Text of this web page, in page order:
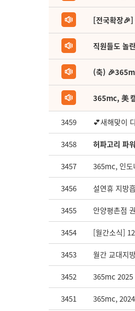
[전국확장🎉]
직원들도 놀
(축)
365mc, 美
3459 💕새해맞이
3458 허파고리 파
3457 365mc, 인도
3456 설연휴 지방
3455 안양평촌점
3454 [월간소식]
3453 월간 교대지
3452 365mc 2025
3451 365mc,